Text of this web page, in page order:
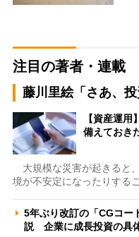
注目の著者・連載
藤川里絵「さあ、投
【資産運
備えておき
大規模な災害が起きると
境が不安定になったりする
5年ぶり改訂の「CGコー
説 企業に成長投資の具